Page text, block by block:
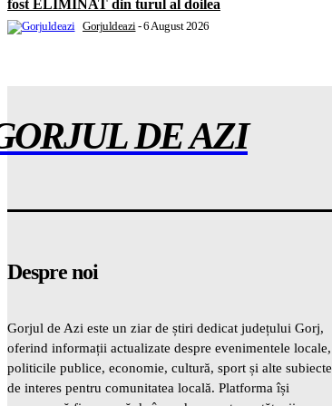
fost ELIMINAT din turul al doilea
Gorjuldeazi -6 August 2026
DE AZI
Despre noi
Gorjul de Azi este un ziar de știri dedicat județului Gorj,
oferind informații actualizate despre evenimentele locale,
politicile publice, economie, cultură, sport și alte subiecte
de interes pentru comunitatea locală. Platforma își